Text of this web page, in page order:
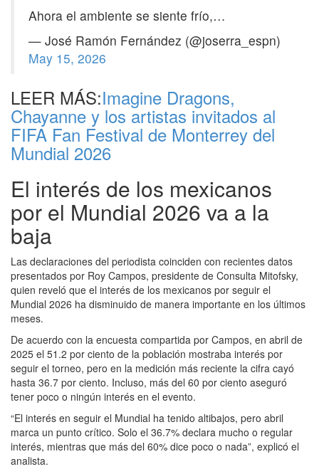
Ahora el ambiente se siente frío,…
— José Ramón Fernández (@joserra_espn)
May 15, 2026
LEER MÁS:Imagine Dragons,
Chayanne y los artistas invitados al
FIFA Fan Festival de Monterrey del
Mundial 2026
El interés de los mexicanos
por el Mundial 2026 va a la
baja
Las declaraciones del periodista coinciden con recientes datos
presentados por Roy Campos, presidente de Consulta Mitofsky,
quien reveló que el interés de los mexicanos por seguir el
Mundial 2026 ha disminuido de manera importante en los últimos
meses.
De acuerdo con la encuesta compartida por Campos, en abril de
2025 el 51.2 por ciento de la población mostraba interés por
seguir el torneo, pero en la medición más reciente la cifra cayó
hasta 36.7 por ciento. Incluso, más del 60 por ciento aseguró
tener poco o ningún interés en el evento.
“El interés en seguir el Mundial ha tenido altibajos, pero abril
marca un punto crítico. Solo el 36.7% declara mucho o regular
interés, mientras que más del 60% dice poco o nada”, explicó el
analista.